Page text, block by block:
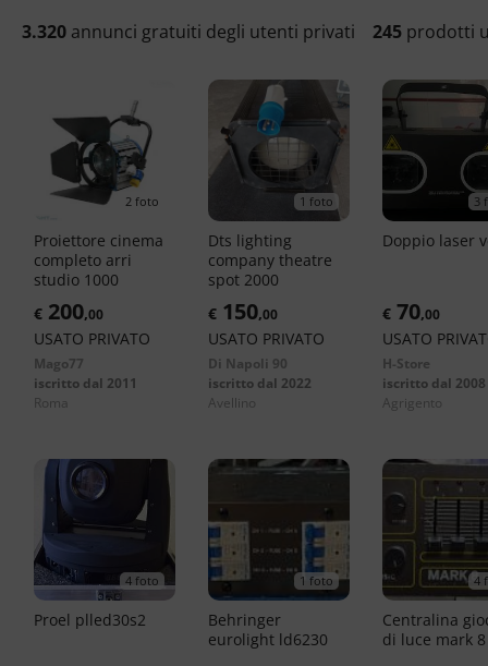
3.320 annunci gratuiti degli utenti privati 245 prodotti
2 foto
proiettore cinema
completo arri
studio 1000
€ 200,00
USATO PRIVATO
Mago77
iscritto dal 2011
roma
1 foto
dts lighting
company theatre
spot 2000
€ 150,00
USATO PRIVATO
Di Napoli 90
iscritto dal 2022
avellino
3
doppio laser
€ 70,00
USATO
H-Store
iscritto dal 2008
agrigento
4 foto
proel plled30s2
1 foto
behringer
eurolight ld6230
4
centralina giochi
di luce mark 8